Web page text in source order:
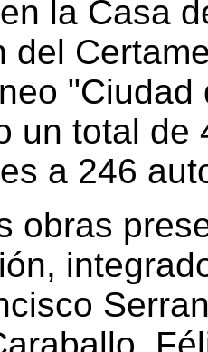
la Casa
del
un total de
a 246
obras